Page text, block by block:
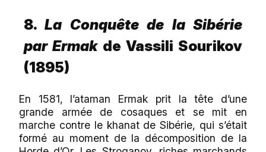
8.La Conquête de la Sibérie
par Ermak de Vassili Sourikov
(1895)
En 1581, l’ataman Ermak prit la tête d’une
grande armée de cosaques et se mit en
marche contre le khanat de Sibérie, qui s’était
formé au moment de la décomposition de la